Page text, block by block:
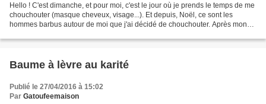
Hello ! C'est dimanche, et pour moi, c'est le jour où je prends le temps de me
chouchouter (masque cheveux, visage...). Et depuis, Noël, ce sont les
hommes barbus autour de moi que j'ai décidé de chouchouter. Après mon
Baume à lèvre au karité
Publié le 27/04/2016 à 15:02
Par Gatoufeemaison